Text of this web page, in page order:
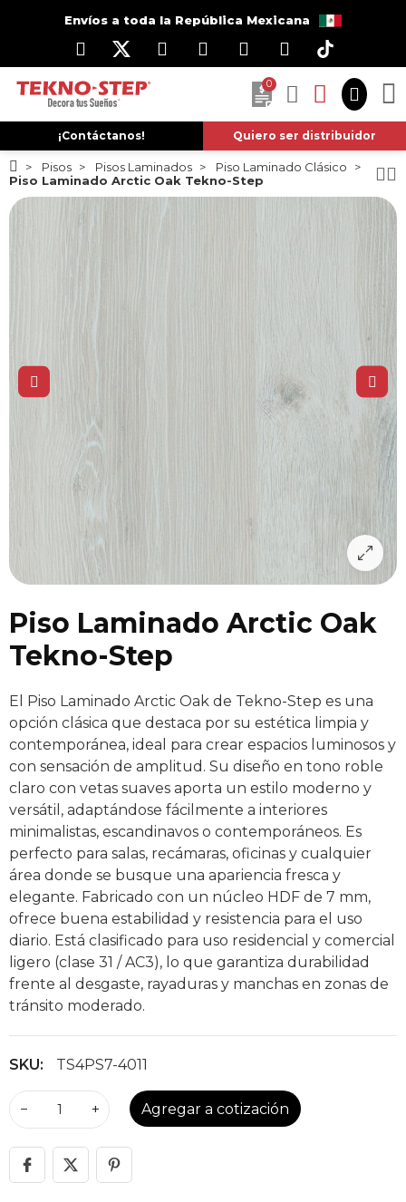
Envíos a toda la República Mexicana
0
¡Contáctanos! Quiero ser distribuidor
Pisos Pisos Laminados
Piso Laminado Clásico
Piso Laminado Arctic Oak Tekno-Step
Piso Laminado Arctic Oak
Tekno-Step
El Piso Laminado Arctic Oak de Tekno-Step es una
opción clásica que destaca por su estética limpia y
contemporánea, ideal para crear espacios luminosos y
con sensación de amplitud. Su diseño en tono roble
claro con vetas suaves aporta un estilo moderno y
versátil, adaptándose fácilmente a interiores
minimalistas, escandinavos o contemporáneos. Es
perfecto para salas, recámaras, oficinas y cualquier
área donde se busque una apariencia fresca y
elegante. Fabricado con un núcleo HDF de 7 mm,
ofrece buena estabilidad y resistencia para el uso
diario. Está clasificado para uso residencial y comercial
ligero (clase 31 / AC3), lo que garantiza durabilidad
frente al desgaste, rayaduras y manchas en zonas de
tránsito moderado.
SKU: TS4PS7-4011
− + Agregar a cotización